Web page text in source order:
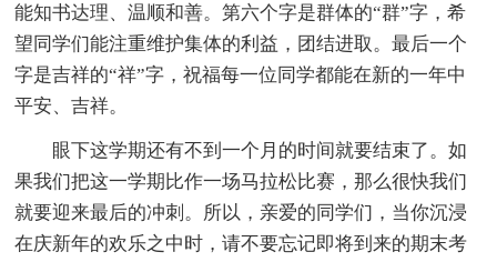
能知书达理、温顺和善。第六个字是群体的“群”字，希
望同学们能注重维护集体的利益，团结进取。最后一个
字是吉祥的“祥”字，祝福每一位同学都能在新的一年中
平安、吉祥。
眼下这学期还有不到一个月的时间就要结束了。如
果我们把这一学期比作一场马拉松比赛，那么很快我们
就要迎来最后的冲刺。所以，亲爱的同学们，当你沉浸
在庆新年的欢乐之中时，请不要忘记即将到来的期末考